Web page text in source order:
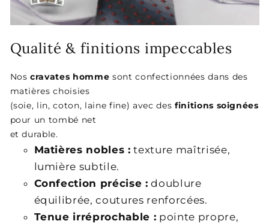
Qualité & finitions impeccables
Noscravates homme sont confectionnées dans des
matières choisies
(soie, lin, coton, laine fine) avec des finitions soignées
pour un tombé net
et durable.
Matières nobles : texture maîtrisée,
lumière subtile.
Confection précise : doublure
équilibrée, coutures renforcées.
Tenue irréprochable : pointe propre,